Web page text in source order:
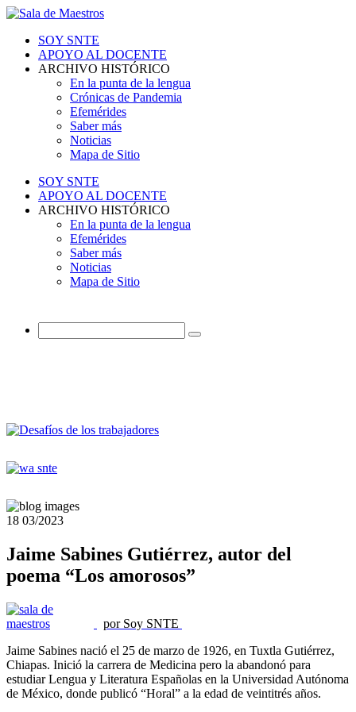
SOY SNTE
APOYO AL DOCENTE
ARCHIVO HISTÓRICO
En la punta de la lengua
Crónicas de Pandemia
Efemérides
Saber más
Noticias
Mapa de Sitio
SOY SNTE
APOYO AL DOCENTE
ARCHIVO HISTÓRICO
En la punta de la lengua
Efemérides
Saber más
Noticias
Mapa de Sitio
18 03/2023
Jaime Sabines Gutiérrez, autor del
poema “Los amorosos”
por Soy SNTE
Jaime Sabines nació el 25 de marzo de 1926, en Tuxtla Gutiérrez,
Chiapas. Inició la carrera de Medicina pero la abandonó para
estudiar Lengua y Literatura Españolas en la Universidad Autónoma
de México, donde publicó “Horal” a la edad de veintitrés años.